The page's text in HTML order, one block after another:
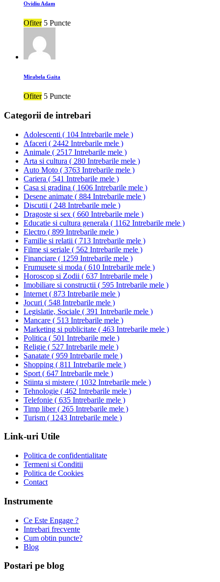
Ovidiu Adam
Ofiter 5 Puncte
Mirabela Gaita
Ofiter 5 Puncte
Categorii de intrebari
Adolescenti ( 104 Intrebarile mele )
Afaceri ( 2442 Intrebarile mele )
Animale ( 2517 Intrebarile mele )
Arta si cultura ( 280 Intrebarile mele )
Auto Moto ( 3763 Intrebarile mele )
Cariera ( 541 Intrebarile mele )
Casa si gradina ( 1606 Intrebarile mele )
Desene animate ( 884 Intrebarile mele )
Discutii ( 248 Intrebarile mele )
Dragoste si sex ( 660 Intrebarile mele )
Educatie si cultura generala ( 1162 Intrebarile mele )
Electro ( 899 Intrebarile mele )
Familie si relatii ( 713 Intrebarile mele )
Filme si seriale ( 562 Intrebarile mele )
Financiare ( 1259 Intrebarile mele )
Frumusete si moda ( 610 Intrebarile mele )
Horoscop si Zodii ( 637 Intrebarile mele )
Imobiliare si constructii ( 595 Intrebarile mele )
Internet ( 873 Intrebarile mele )
Jocuri ( 548 Intrebarile mele )
Legislatie, Sociale ( 391 Intrebarile mele )
Mancare ( 513 Intrebarile mele )
Marketing si publicitate ( 463 Intrebarile mele )
Politica ( 501 Intrebarile mele )
Religie ( 527 Intrebarile mele )
Sanatate ( 959 Intrebarile mele )
Shopping ( 811 Intrebarile mele )
Sport ( 647 Intrebarile mele )
Stiinta si mistere ( 1032 Intrebarile mele )
Tehnologie ( 462 Intrebarile mele )
Telefonie ( 635 Intrebarile mele )
Timp liber( 265 Intrebarile mele )
Turism ( 1243 Intrebarile mele )
Link-uri Utile
Politica de confidentialitate
Termeni si Conditii
Politica de Cookies
Contact
Instrumente
Ce Este Engage ?
Intrebari frecvente
Cum obtin puncte?
Blog
Postari pe blog